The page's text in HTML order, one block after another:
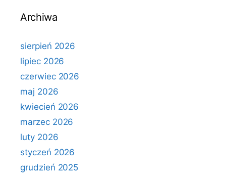
Archiwa
sierpień 2026
lipiec 2026
czerwiec 2026
maj 2026
kwiecień 2026
marzec 2026
luty 2026
styczeń 2026
grudzień 2025